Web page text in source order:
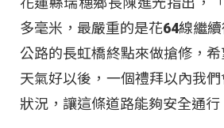
多毫米，最嚴重的是花64線繼
公路的長虹橋終點來做搶修，
天氣好以後，一個禮拜以內我
狀況，讓這條道路能夠安全通行